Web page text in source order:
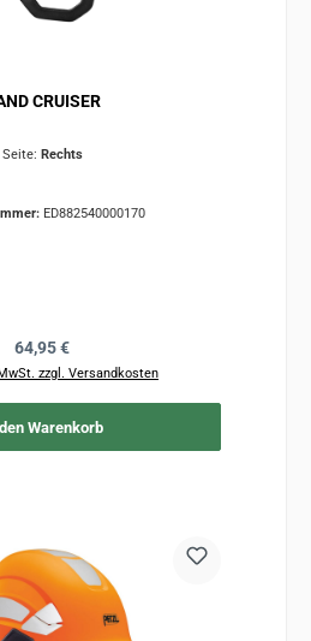
CRUISER
Seite: Rechts
ED882540000170
Regulärer Preis:
64,95 €
zzgl. Versandkosten
Warenkorb